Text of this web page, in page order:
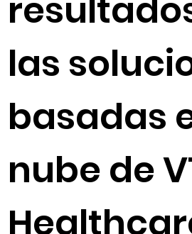
Mejores
Submit